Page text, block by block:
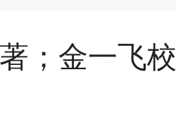
；金一飞校